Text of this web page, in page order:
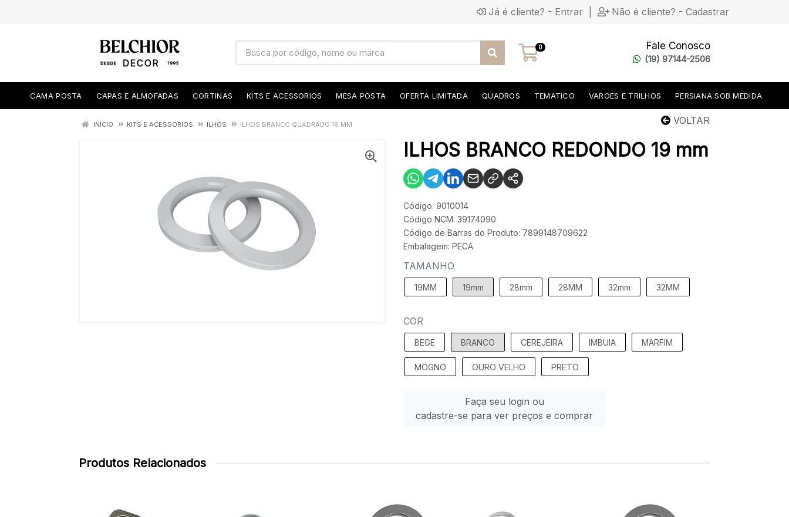
Já é cliente? - Entrar Não é cliente? - Cadastrar
0 Fale Conosco
(19) 97144-2506
CAMA POSTA CAPAS E ALMOFADAS CORTINAS KITS E ACESSORIOS MESA POSTA OFERTA LIMITADA QUADROS TEMATICO VAROES E TRILHOS PERSIANA SOB MEDIDA
VOLTAR
INÍCIO KITS E ACESSORIOS ILHÓS ILHOS BRANCO QUADRADO 19 MM
ILHOS BRANCO REDONDO 19 mm
Código: 9010014
Código NCM: 39174090
Código de Barras do Produto: 7899148709622
Embalagem: PECA
TAMANHO
19MM 19mm 28mm 28MM 32mm 32MM
COR
BEGE BRANCO CEREJEIRA IMBUIA MARFIM
MOGNO OURO VELHO PRETO
Faça seu login ou
cadastre-se para ver preços e comprar
Produtos Relacionados